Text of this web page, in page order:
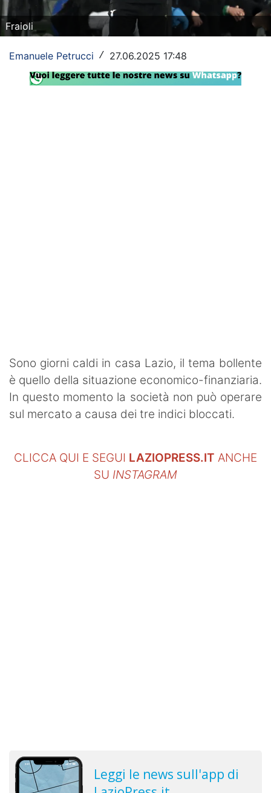
Altri Sport
Formula 1
Tennis
Vela
Fraioli
Emanuele Petrucci / 27.06.2025 17:48
Sono giorni caldi in casa Lazio, il tema bollente
è quello della situazione economico-finanziaria.
In questo momento la società non può operare
sul mercato a causa dei tre indici bloccati.
CLICCA QUI E SEGUI LAZIOPRESS.IT ANCHE
SU INSTAGRAM